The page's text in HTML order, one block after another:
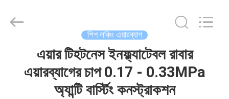
Supply
শিপ লঞ্চিং এয়ারব্যাগ
এয়ার টিহটনেস ইনফ্ল্যাটেবল রাবার
এয়ারব্যাগের চাপ 0.17 - 0.33MPa
অ্যান্টি বার্স্টিং কনস্ট্রাকশন